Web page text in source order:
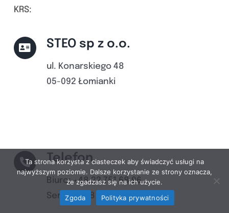
KRS:
STEO sp z o.o.
ul. Konarskiego 48
05-092 Łomianki
Telefon
Biuro: +48 22 751 68 96
Serwis: +48 22 751 65 58
Ta strona korzysta z ciasteczek aby świadczyć usługi na
najwyższym poziomie. Dalsze korzystanie ze strony oznacza,
że zgadzasz się na ich użycie.
Zgoda
Polityka prywatności